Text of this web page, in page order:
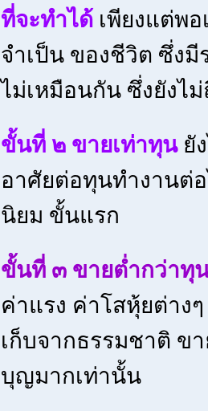
ที่จะทำได้ เพียงแต่พ
จำเป็น ของชีวิต ซึ่ง
ไม่เหมือนกัน ซึ่งยังไ
ขั้นที่ ๒ ขายเท่าทุนยั
อาศัยต่อทุนทำงานต่
นิยม ขั้นแรก
ขั้นที่ ๓ ขายต่ำกว่าทุ
ค่าแรง ค่าโสหุ้ยต่าง
เก็บจากธรรมชาติ ข
บุญมากเท่านั้น